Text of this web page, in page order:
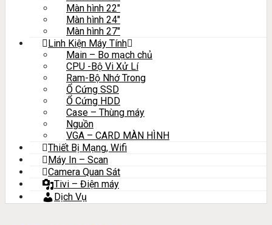
Màn hình 22″
Màn hình 24″
Màn hình 27″
Linh Kiện Máy Tính
Main – Bo mạch chủ
CPU -Bộ Vi Xử Lí
Ram-Bộ Nhớ Trong
Ổ Cứng SSD
Ổ Cứng HDD
Case – Thùng máy
Nguồn
VGA – CARD MÀN HÌNH
Thiết Bị Mạng, Wifi
Máy In – Scan
Camera Quan Sát
Tivi – Điện máy
Dịch Vụ